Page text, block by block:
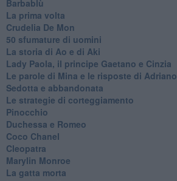
Barbablù
La prima volta
Crudelia De Mon
50 sfumature di uomini
La storia di Ao e di Aki
Lady Paola, il principe Gaetano e Cinzia
Le parole di Mina e le risposte di Adriano
Sedotta e abbandonata
Le strategie di corteggiamento
Pinocchio
Duchessa e Romeo
Coco Chanel
Cleopatra
Marylin Monroe
La gatta morta